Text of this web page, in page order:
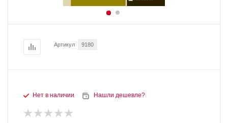
Артикул 9180
Нет в наличии Нашли дешевле?